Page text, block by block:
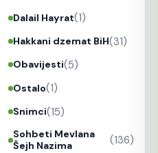
Dalail Hayrat(1)
Hakkani dzemat BiH(31)
Obavijesti(5)
Ostalo(1)
Snimci(15)
Sohbeti Mevlana
Šejh Nazima
(136)